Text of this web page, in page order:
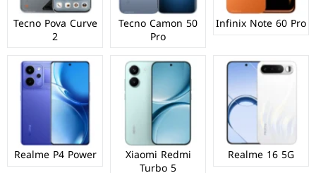
Infinix Note 60 Pro
Tecno Camon 50
Pro
Tecno Pova Curve
2
Realme 16 5G
Xiaomi Redmi
Turbo 5
Realme P4 Power